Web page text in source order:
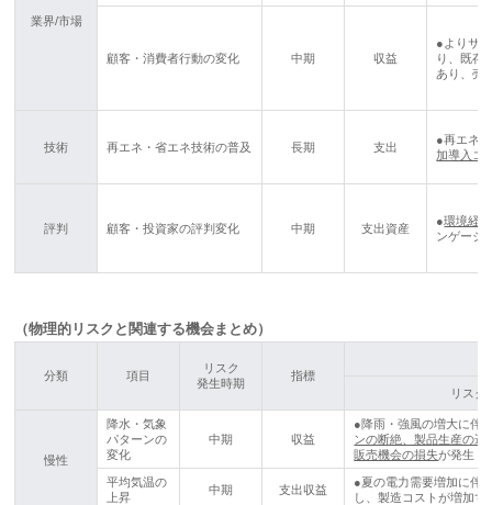
業界/市場
顧客・消費者行動の変化 中期 収益
●よりサ
り、既存
あり、売
技術 再エネ・省エネ技術の普及 長期 支出
●再エネ
加導入コ
評判 顧客・投資家の評判変化 中期 支出資産
●環境経
ンゲージ
（物理的リスクと関連する機会まとめ）
分類 項目
リスク
発生時期
指標
リスク
慢性
降水・気象
パターンの
変化
中期 収益
●降雨・強風の増大に伴
ンの断絶、製品生産の遅
販売機会の損失が発生
平均気温の
上昇
中期 支出収益
●夏の電力需要増加に伴
し、製造コストが増加す